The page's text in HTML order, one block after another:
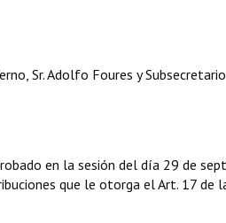
Sr. Adolfo Foures y
en la sesión del día 29 de
que le otorga el Art. 17 de